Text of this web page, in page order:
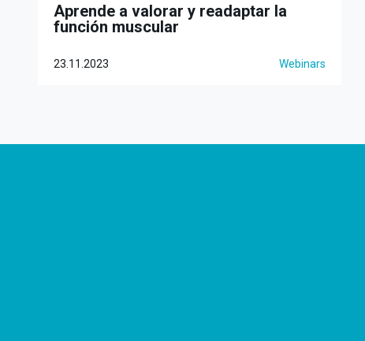
Aprende a valorar y readaptar la
función muscular
23.11.2023 Webinars